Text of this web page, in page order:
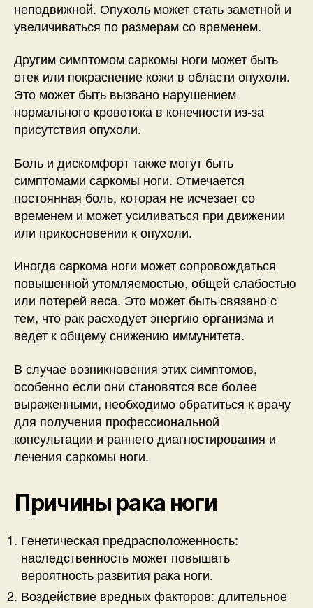
неподвижной. Опухоль может стать заметной и
увеличиваться по размерам со временем.
Другим симптомом саркомы ноги может быть
отек или покраснение кожи в области опухоли.
Это может быть вызвано нарушением
нормального кровотока в конечности из-за
присутствия опухоли.
Боль и дискомфорт также могут быть
симптомами саркомы ноги. Отмечается
постоянная боль, которая не исчезает со
временем и может усиливаться при движении
или прикосновении к опухоли.
Иногда саркома ноги может сопровождаться
повышенной утомляемостью, общей слабостью
или потерей веса. Это может быть связано с
тем, что рак расходует энергию организма и
ведет к общему снижению иммунитета.
В случае возникновения этих симптомов,
особенно если они становятся все более
выраженными, необходимо обратиться к врачу
для получения профессиональной
консультации и раннего диагностирования и
лечения саркомы ноги.
Причины рака ноги
Генетическая предрасположенность:
наследственность может повышать
вероятность развития рака ноги.
Воздействие вредных факторов: длительное